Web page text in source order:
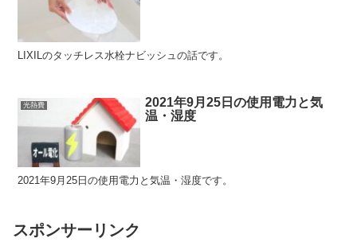
LIXILのタッチレス水栓ナビッシュの話です。
光熱費
2021年9月25日の使用電力と気
温・湿度
2021年9月25日の使用電力と気温・湿度です。
スポンサーリンク